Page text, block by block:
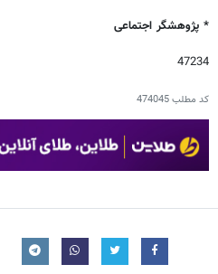
* پژوهشگر اجتماعی
47234
کد مطلب474045